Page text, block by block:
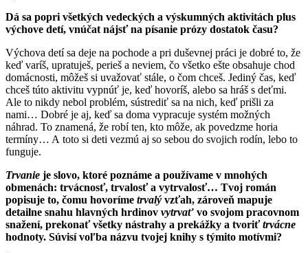
Dá sa popri všetkých vedeckých a výskumných aktivitách plus
výchove detí, vnúčat nájsť na písanie prózy dostatok času?
Výchova detí sa deje na pochode a pri duševnej práci je dobré to, že
keď varíš, upratuješ, perieš a neviem, čo všetko ešte obsahuje chod
domácnosti, môžeš si uvažovať stále, o čom chceš. Jediný čas, keď
chceš túto aktivitu vypnúť je, keď hovoríš, alebo sa hráš s deťmi.
Ale to nikdy nebol problém, sústrediť sa na nich, keď prišli za
nami… Dobré je aj, keď sa doma vypracuje systém možných
náhrad. To znamená, že robí ten, kto môže, ak povedzme horia
termíny… A toto si deti vezmú aj so sebou do svojich rodín, lebo to
funguje.
Trvanie je slovo, ktoré poznáme a používame v mnohých
obmenách: trvácnosť, trvalosť a vytrvalosť… Tvoj román
popisuje to, čomu hovoríme trvalý vzťah, zároveň mapuje
detailne snahu hlavných hrdinov vytrvať vo svojom pracovnom
snažení, prekonať všetky nástrahy a prekážky a tvoriťtrvácne
hodnoty. Súvisí voľba názvu tvojej knihy s týmito motívmi?